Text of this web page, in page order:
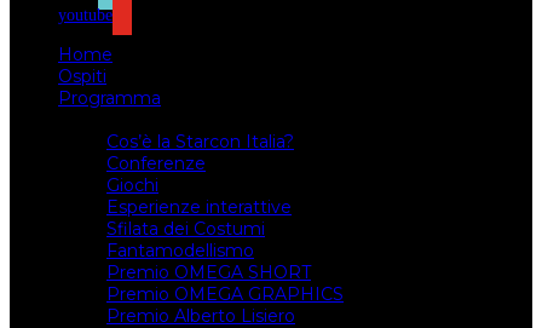
youtube
Home
Ospiti
Programma
Cos’è la Starcon Italia?
Conferenze
Giochi
Esperienze interattive
Sfilata dei Costumi
Fantamodellismo
Premio OMEGA SHORT
Premio OMEGA GRAPHICS
Premio Alberto Lisiero